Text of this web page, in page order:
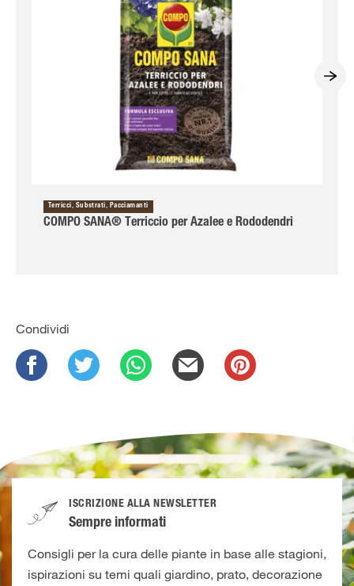
Terricci, Substrati, Pacciamanti
COMPO SANA® Terriccio per Azalee e Rododendri
Condividi
ISCRIZIONE ALLA NEWSLETTER
Sempre informati
Consigli per la cura delle piante in base alle stagioni,
ispirazioni su temi quali giardino, prato, decorazione